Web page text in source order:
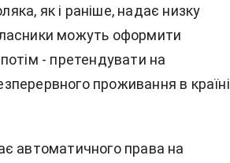
як і раніше, надає низку
власники можуть оформити
- претендувати на
проживання в країні
автоматичного права на